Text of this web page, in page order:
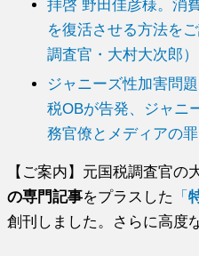
拝啓 野田佳彦様。消
を復活させる方法を
調査官・大村大次郎）
ジャニーズ性加害問
税OBが告発、ジャニ
務官僚とメディアの罪
【ご案内】元国税調査官の
の専門記事をプラスした 「
創刊しました。さらに高度